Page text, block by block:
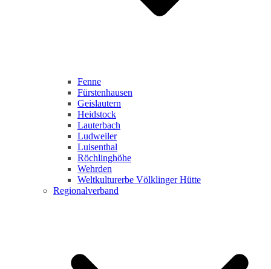
Fenne
Fürstenhausen
Geislautern
Heidstock
Lauterbach
Ludweiler
Luisenthal
Röchlinghöhe
Wehrden
Weltkulturerbe Völklinger Hütte
Regionalverband